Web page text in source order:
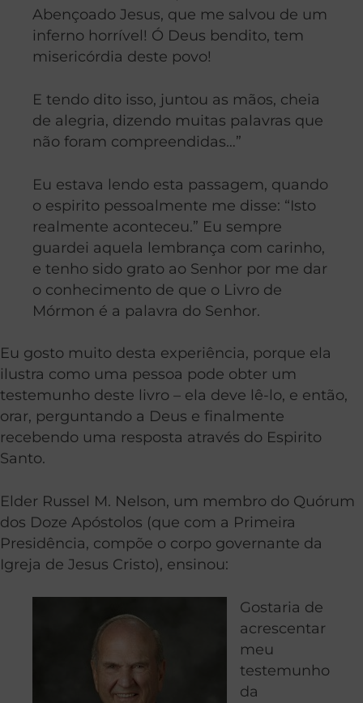
Abençoado Jesus, que me salvou de um
inferno horrível! Ó Deus bendito, tem
misericórdia deste povo!
E tendo dito isso, juntou as mãos, cheia
de alegria, dizendo muitas palavras que
não foram compreendidas…”
Eu estava lendo esta passagem, quando
o espirito pessoalmente me disse: “Isto
realmente aconteceu.” Eu sempre
guardei aquela lembrança com carinho,
e tenho sido grato ao Senhor por me dar
o conhecimento de que o Livro de
Mórmon é a palavra do Senhor.
Eu gosto muito desta experiência, porque ela
ilustra como uma pessoa pode obter um
testemunho deste livro – ela deve lê-lo, e então,
orar, perguntando a Deus e finalmente
recebendo uma resposta através do Espirito
Santo.
Elder Russel M. Nelson, um membro do Quórum
dos Doze Apóstolos (que com a Primeira
Presidência, compõe o corpo governante da
Igreja de Jesus Cristo), ensinou:
Gostaria de
acrescentar
meu
testemunho
da